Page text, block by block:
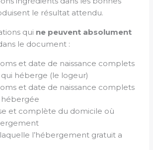
le résultat attendu.
qui ne peuvent absolument
le document :
et date de naissance complets
héberge (le logeur)
et date de naissance complets
et complète du domicile où
l’hébergement gratuit a